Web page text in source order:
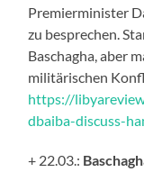
Premierminister
zu besprechen.
Baschagha, aber
militärischen
https://
dbaiba-discuss-
+ 22.03.: